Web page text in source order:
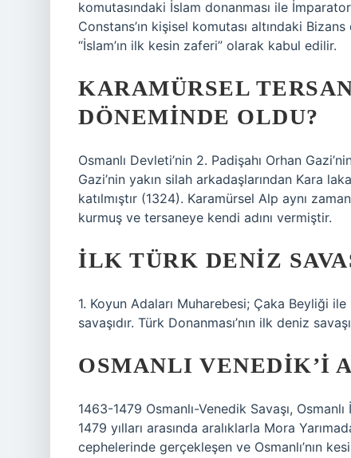
komutasındaki İslam donanması ile
Constans’ın kişisel komutası altındaki
“İslam’ın ilk kesin zaferi” olarak kabul edilir.
KARAMÜRSEL
DÖNEMINDE OLDU?
Osmanlı Devleti’nin 2. Padişahı Orhan
Gazi’nin yakın silah arkadaşlarından Kara
katılmıştır (1324). Karamürsel Alp aynı
kurmuş ve tersaneye kendi adını vermiştir.
İLK TÜRK DENIZ
1. Koyun Adaları Muharebesi; Çaka Beyliği
savaşıdır. Türk Donanması’nın ilk deniz
OSMANLI VENEDIK’I
1463-1479 Osmanlı-Venedik Savaşı,
1479 yılları arasında aralıklarla Mora
cephelerinde gerçekleşen ve Osmanlı’nın